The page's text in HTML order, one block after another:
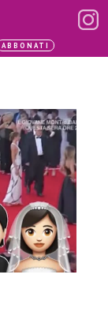
ABBONATI